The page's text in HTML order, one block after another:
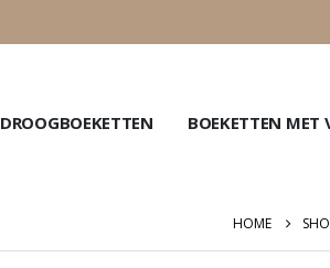
DROOGBOEKETTEN BOEKETTEN MET
HOME